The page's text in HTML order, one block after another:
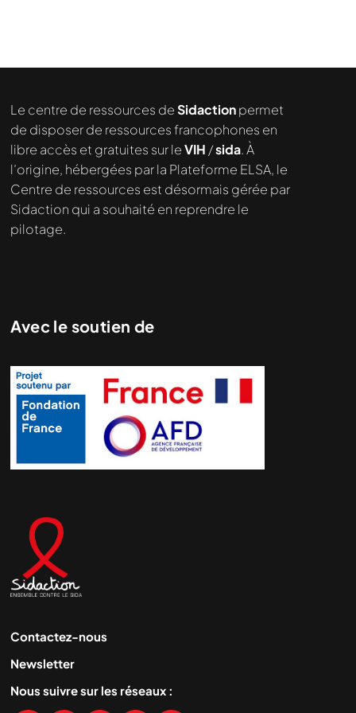
Le centre de ressources deSidactionpermet
de disposer de ressources francophones en
libre accès et gratuites sur leVIH /sida. À
l’origine, hébergées par la Plateforme ELSA, le
Centre de ressources est désormais gérée par
Sidaction qui a souhaité en reprendre le
pilotage.
Avec le soutien de
Contactez-nous
Newsletter
Nous suivre sur les réseaux :